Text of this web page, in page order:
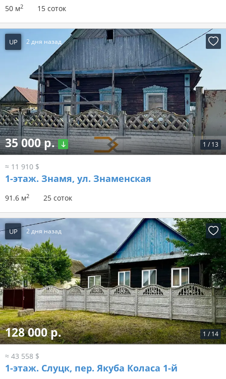
50 м2 15 соток
UP 2 дня назад
1 / 13
35 000 р.
≈ 11 910 $
1-этаж. Знамя, ул. Знаменская
91.6 м2 25 соток
UP 2 дня назад
1 / 14
128 000 р.
≈ 43 558 $
1-этаж. Слуцк, пер. Якуба Коласа 1-й